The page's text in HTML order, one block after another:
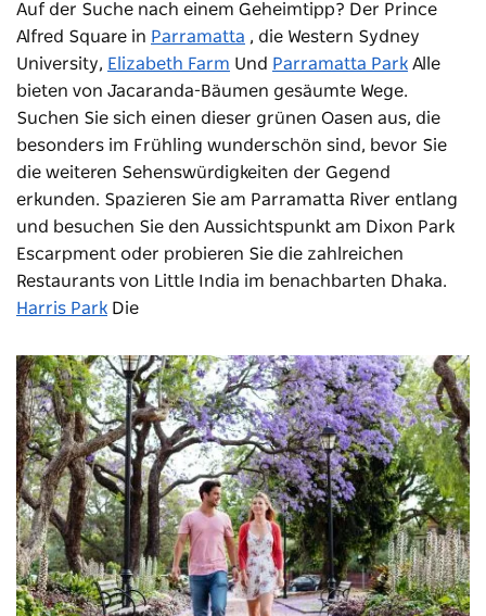
Auf der Suche nach einem Geheimtipp? Der Prince
Alfred Square in Parramatta , die Western Sydney
University, Elizabeth Farm Und Parramatta Park Alle
bieten von Jacaranda-Bäumen gesäumte Wege.
Suchen Sie sich einen dieser grünen Oasen aus, die
besonders im Frühling wunderschön sind, bevor Sie
die weiteren Sehenswürdigkeiten der Gegend
erkunden. Spazieren Sie am Parramatta River entlang
und besuchen Sie den Aussichtspunkt am Dixon Park
Escarpment oder probieren Sie die zahlreichen
Restaurants von Little India im benachbarten Dhaka.
Harris Park Die